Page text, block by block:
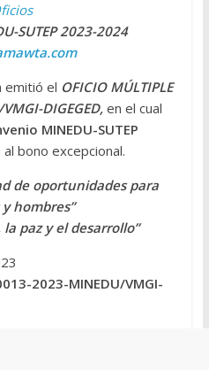
SUTEP 2023-2024
emitió el OFICIO MÚLTIPLE
DIGEGED, en el cual
MINEDU-SUTEP
bono excepcional.
de oportunidades para
hombres”
paz y el desarrollo”
2023-MINEDU/VMGI-